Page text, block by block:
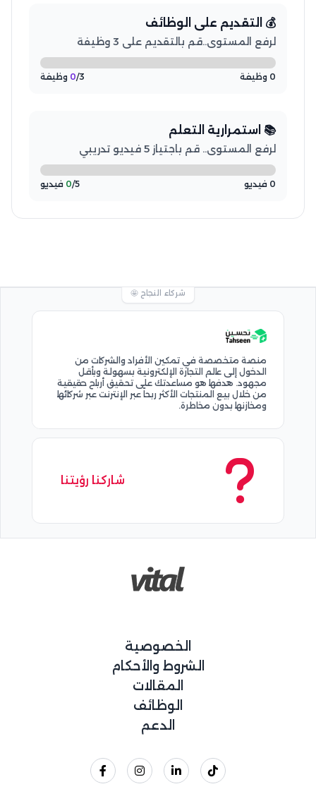
💰 التقديم على الوظائف
لرفع المستوى..قم بالتقديم على 3 وظيفة
0 وظيفة 0/3 وظيفة
📚 استمرارية التعلم
لرفع المستوى.. قم باجتياز 5 فيديو تدريبي
0 فيديو 0/5 فيديو
شركاء النجاح 🤩
منصة متخصصة في تمكين الأفراد والشركات من
الدخول إلى عالم التجارة الإلكترونية بسهولة وبأقل
مجهود. هدفها هو مساعدتك على تحقيق أرباح حقيقية
من خلال بيع المنتجات الأكثر ربحاً عبر الإنترنت عبر شركائها
ومخازنها بدون مخاطرة.
شاركنا رؤيتنا
الخصوصية
الشروط والأحكام
المقالات
الوظائف
الدعم